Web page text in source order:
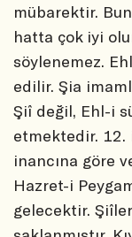
mübarektir.
hatta çok iyi
söylenemez.
edilir. Şia
Şiî değil, Ehl-i
etmektedir. 12.
inancına göre
Hazret-i
gelecektir.